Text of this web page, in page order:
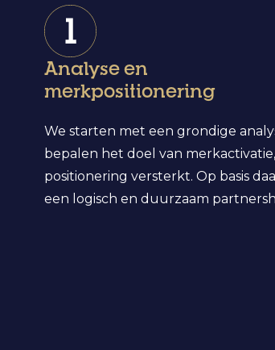
Analyse en
merkpositionering
We starten met een grondige
bepalen het doel van
positionering versterkt. Op basis
een logisch en duurzaam